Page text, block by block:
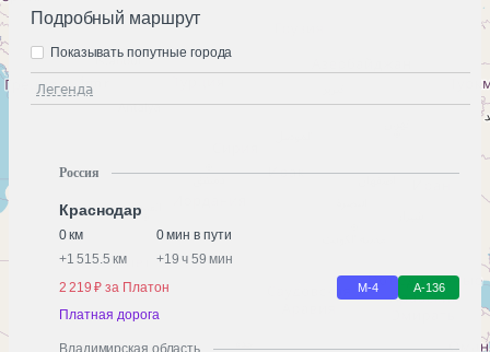
Подробный маршрут
Легенда
Показывать попутные города
Россия
Краснодар
0 км
0 мин в пути
+1 515.5 км +19 ч 59 мин
2 219 ₽ за Платон
М-4 А-136
Платная дорога
Владимирская область